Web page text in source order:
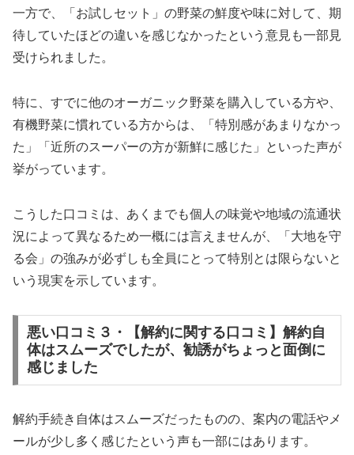
一方で、「お試しセット」の野菜の鮮度や味に対して、期
待していたほどの違いを感じなかったという意見も一部見
受けられました。
特に、すでに他のオーガニック野菜を購入している方や、
有機野菜に慣れている方からは、「特別感があまりなかっ
た」「近所のスーパーの方が新鮮に感じた」といった声が
挙がっています。
こうした口コミは、あくまでも個人の味覚や地域の流通状
況によって異なるため一概には言えませんが、「大地を守
る会」の強みが必ずしも全員にとって特別とは限らないと
いう現実を示しています。
悪い口コミ３・【解約に関する口コミ】解約自
体はスムーズでしたが、勧誘がちょっと面倒に
感じました
解約手続き自体はスムーズだったものの、案内の電話やメ
ールが少し多く感じたという声も一部にはあります。